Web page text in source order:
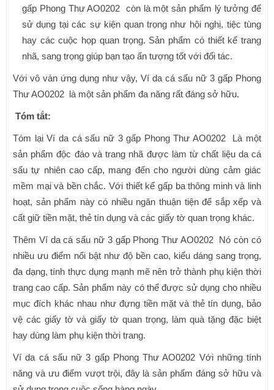
gấp Phong Thư AO0202 còn là một sản phẩm lý tưởng để
sử dụng tại các sự kiện quan trọng như hội nghị, tiệc tùng
hay các cuộc họp quan trọng. Sản phẩm có thiết kế trang
nhã, sang trọng giúp bạn tạo ấn tượng tốt với đối tác.
Với vô vàn ứng dụng như vậy, Ví da cá sấu nữ 3 gấp Phong
Thư AO0202 là một sản phẩm đa năng rất đáng sở hữu.
Tóm tắt:
Tóm lại Ví da cá sấu nữ 3 gấp Phong Thư AO0202
Là một
sản phẩm độc đáo và trang nhã được làm từ chất liệu da cá
sấu tự nhiên cao cấp, mang đến cho người dùng cảm giác
mềm mại và bền chắc. Với thiết kế gấp ba thông minh và linh
hoạt, sản phẩm này có nhiều ngăn thuận tiện để sắp xếp và
cất giữ tiền mặt, thẻ tín dụng và các giấy tờ quan trọng khác.
Thêm Ví da cá sấu nữ 3 gấp Phong Thư AO0202 Nó còn có
nhiều ưu điểm nổi bật như độ bền cao, kiểu dáng sang trọng,
đa dạng, tính thực dụng mạnh mẽ nên trở thành phụ kiện thời
trang cao cấp. Sản phẩm này có thể được sử dụng cho nhiều
mục đích khác nhau như đựng tiền mặt và thẻ tín dụng, bảo
vệ các giấy tờ và giấy tờ quan trọng, làm quà tặng đặc biệt
hay dùng làm phụ kiện thời trang.
Ví da cá sấu nữ 3 gấp Phong Thư AO0202 Với những tính
năng và ưu điểm vượt trội, đây là sản phẩm đáng sở hữu và